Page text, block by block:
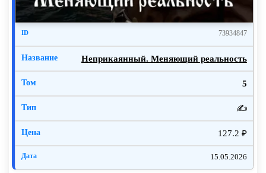
73934847
Неприкаянный. Меняющий реальность
5
✍️
127.2 ₽
15.05.2026